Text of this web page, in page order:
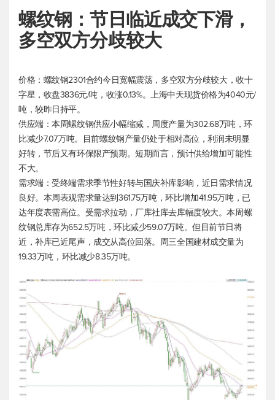
螺纹钢：节日临近成交下滑，
多空双方分歧较大
价格：螺纹钢2301合约今日宽幅震荡，多空双方分歧较大，收十
字星，收盘3836元/吨，收涨0.13%。上海中天现货价格为4040元/
吨，较昨日持平。
供应端：本周螺纹钢供应小幅缩减，周度产量为302.68万吨，环
比减少7.07万吨。目前螺纹钢产量仍处于相对高位，利润未明显
好转，节后又有环保限产预期。短期而言，预计供给增加可能性
不大。
需求端：受终端需求季节性好转与国庆补库影响，近日需求情况
良好。本周表观需求量达到361.75万吨，环比增加41.95万吨，已
达年度表需高位。受需求拉动，厂库社库去库幅度较大。本周螺
纹钢总库存为652.5万吨，环比减少59.07万吨。但目前节日将
近，补库已近尾声，成交从高位回落。周三全国建材成交量为
19.33万吨，环比减少8.35万吨。